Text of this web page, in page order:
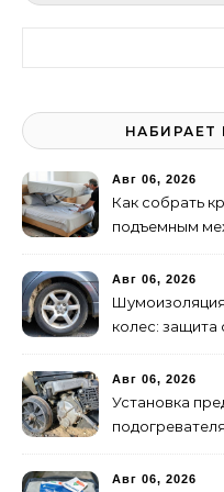
НАБИРАЕТ
Авг 06, 2026
Как собрать
подъемным
инструкция
Авг 06, 2026
колес: защита
Авг 06, 2026
Установка
Авг 06, 2026